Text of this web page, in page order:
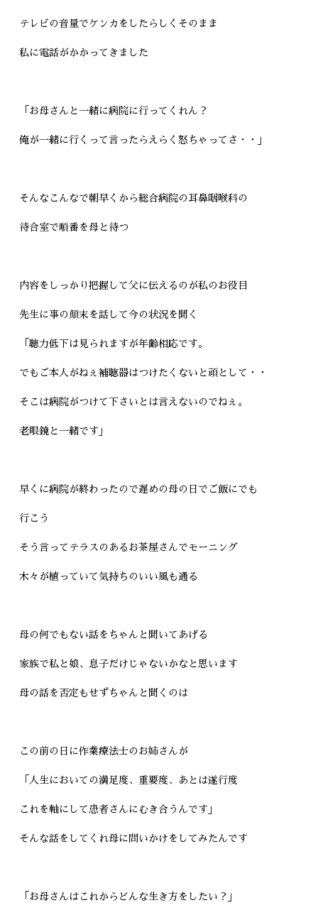
テレビの音量でケンカをしたらしくそのまま
私に電話がかかってきました
「お母さんと一緒に病院に行ってくれん？
俺が一緒に行くって言ったらえらく怒ちゃってさ・・」
そんなこんなで朝早くから総合病院の耳鼻咽喉科の
待合室で順番を母と待つ
内容をしっかり把握して父に伝えるのが私のお役目
先生に事の顛末を話して今の状況を聞く
「聴力低下は見られますが年齢相応です。
でもご本人がねぇ補聴器はつけたくないと頑として・・
そこは病院がつけて下さいとは言えないのでねぇ。
老眼鏡と一緒です」
早くに病院が終わったので遅めの母の日でご飯にでも
行こう
そう言ってテラスのあるお茶屋さんでモーニング
木々が植っていて気持ちのいい風も通る
母の何でもない話をちゃんと聞いてあげる
家族で私と娘、息子だけじゃないかなと思います
母の話を否定もせずちゃんと聞くのは
この前の日に作業療法士のお姉さんが
「人生においての満足度、重要度、あとは遂行度
これを軸にして患者さんにむき合うんです」
そんな話をしてくれ母に問いかけをしてみたんです
「お母さんはこれからどんな生き方をしたい？」